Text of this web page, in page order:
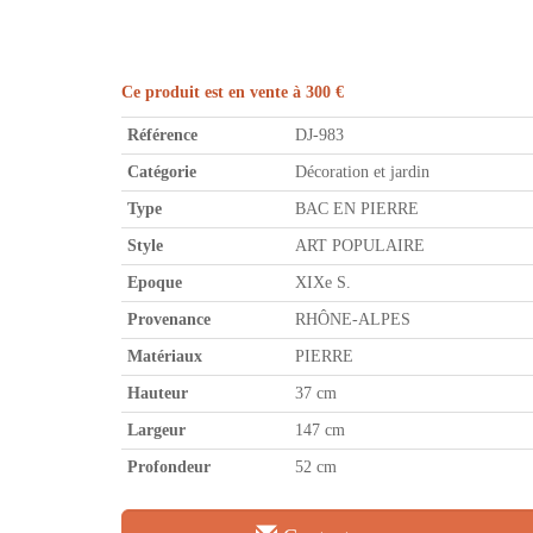
Ce produit est en vente à 300 €
Référence DJ-983
Catégorie Décoration et jardin
Type BAC EN PIERRE
Style ART POPULAIRE
Epoque XIXe S.
Provenance RHÔNE-ALPES
Matériaux PIERRE
Hauteur 37 cm
Largeur 147 cm
Profondeur 52 cm